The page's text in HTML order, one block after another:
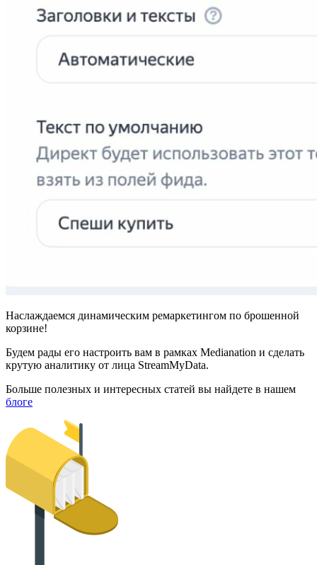
Наслаждаемся динамическим ремаркетингом по брошенной
корзине!
Будем рады его настроить вам в рамках Medianation и сделать
крутую аналитику от лица StreamMyData.
Больше полезных и интересных статей вы найдете в нашем
блоге